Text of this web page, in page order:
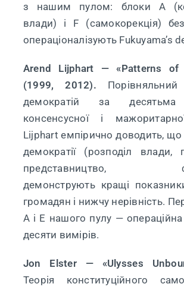
з нашим пулом: блоки A
влади) і F (самокорекція)
операціоналізують Fukuyama’s
Arend Lijphart — «Patterns of
(1999, 2012).
демократій за десятьма
консенсусної і
Lijphart емпірично доводить, що
демократії (розподіл влади,
представництво,
демонструють кращі
громадян і нижчу нерівність.
A і E нашого пулу — операційна
десяти вимірів.
Jon Elster — «Ulysses
Теорія конституційного